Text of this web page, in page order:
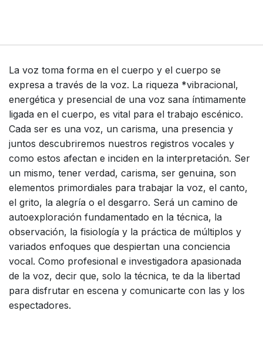
La voz toma forma en el cuerpo y el cuerpo se
expresa a través de la voz. La riqueza *vibracional,
energética y presencial de una voz sana íntimamente
ligada en el cuerpo, es vital para el trabajo escénico.
Cada ser es una voz, un carisma, una presencia y
juntos descubriremos nuestros registros vocales y
como estos afectan e inciden en la interpretación. Ser
un mismo, tener verdad, carisma, ser genuina, son
elementos primordiales para trabajar la voz, el canto,
el grito, la alegría o el desgarro. Será un camino de
autoexploración fundamentado en la técnica, la
observación, la fisiología y la práctica de múltiplos y
variados enfoques que despiertan una conciencia
vocal. Como profesional e investigadora apasionada
de la voz, decir que, solo la técnica, te da la libertad
para disfrutar en escena y comunicarte con las y los
espectadores.